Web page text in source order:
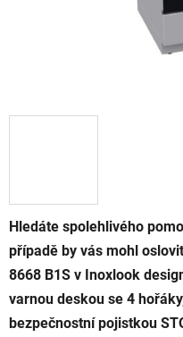
Hledáte spolehlivého
případě by vás mohl
8668 B1S v Inoxlook
varnou deskou se 4
bezpečnostní pojistkou